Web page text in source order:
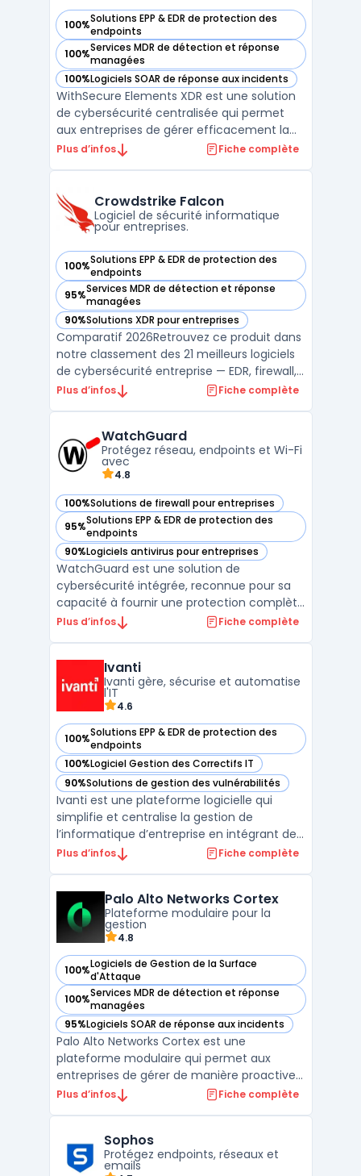
100%Solutions EPP & EDR de protection des
endpoints
— voir WithSecure Elements XDR dans cette catégorie
100%Services MDR de détection et réponse
managées
— voir WithSecure Elements XDR dans cette catégorie
100%Logiciels SOAR de réponse aux incidents
— voir WithSecure Elements XDR dans cette catégorie
WithSecure Elements XDR est une solution
de cybersécurité centralisée qui permet
aux entreprises de gérer efficacement la
détection et réponse étendue (XDR). Ce
combinant plusieurs couches de sécurité,
telles que l'analyse comport ...
Plus d’infos Fiche complète
Crowdstrike Falcon
Logiciel de sécurité informatique
pour entreprises.
100%Solutions EPP & EDR de protection des
endpoints
— voir Crowdstrike Falcon dans cette catégorie
95%Services MDR de détection et réponse
managées
— voir Crowdstrike Falcon dans cette catégorie
90%Solutions XDR pour entreprises
— voir Crowdstrike Falcon dans cette catégorie
Comparatif 2026Retrouvez ce produit dans
notre classement des 21 meilleurs logiciels
de cybersécurité entreprise — EDR, firewall,
SIEM, XDR. ...
Plus d’infos Fiche complète
WatchGuard
Protégez réseau, endpoints et Wi-Fi
avec
4.8
100%Solutions de firewall pour entreprises
— voir WatchGuard dans cette catégorie
95%Solutions EPP & EDR de protection des
endpoints
— voir WatchGuard dans cette catégorie
90%Logiciels antivirus pour entreprises
— voir WatchGuard dans cette catégorie
WatchGuard est une solution de
cybersécurité intégrée, reconnue pour sa
capacité à fournir une protection complète
et simplifiée des réseaux, des endpoints et
WatchGuard facilite la gestion de la
sécurité grâce à des so ...
Plus d’infos Fiche complète
Ivanti
Ivanti gère, sécurise et automatise
l'IT
4.6
100%Solutions EPP & EDR de protection des
endpoints
— voir Ivanti dans cette catégorie
100%Logiciel Gestion des Correctifs IT
— voir Ivanti dans cette catégorie
90%Solutions de gestion des vulnérabilités
— voir Ivanti dans cette catégorie
Ivanti est une plateforme logicielle qui
simplifie et centralise la gestion de
l’informatique d’entreprise en intégrant des
outils pour la gestion des terminaux, la
répondre aux besoins des organisations
modernes, Ivanti a ...
Plus d’infos Fiche complète
Palo Alto Networks Cortex
Plateforme modulaire pour la
gestion
4.8
100%Logiciels de Gestion de la Surface
d'Attaque
— voir Palo Alto Networks Cortex dans cette catégorie
100%Services MDR de détection et réponse
managées
— voir Palo Alto Networks Cortex dans cette catégorie
95%Logiciels SOAR de réponse aux incidents
— voir Palo Alto Networks Cortex dans cette catégorie
Palo Alto Networks Cortex est une
plateforme modulaire qui permet aux
entreprises de gérer de manière proactive
leurs opérations de sécurité, en s'appuyant
améliorer la détection des menaces,
automatiser les rép ...
Plus d’infos Fiche complète
Sophos
Protégez endpoints, réseaux et
emails